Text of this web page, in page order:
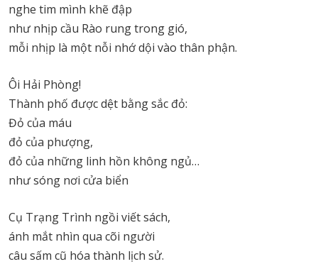
nghe tim mình khẽ đập
như nhịp cầu Rào rung trong gió,
mỗi nhịp là một nỗi nhớ dội vào thân phận.
Ôi Hải Phòng!
Thành phố được dệt bằng sắc đỏ:
Đỏ của máu
đỏ của phượng,
đỏ của những linh hồn không ngủ…
như sóng nơi cửa biển
Cụ Trạng Trình ngồi viết sách,
ánh mắt nhìn qua cõi người
câu sấm cũ hóa thành lịch sử.